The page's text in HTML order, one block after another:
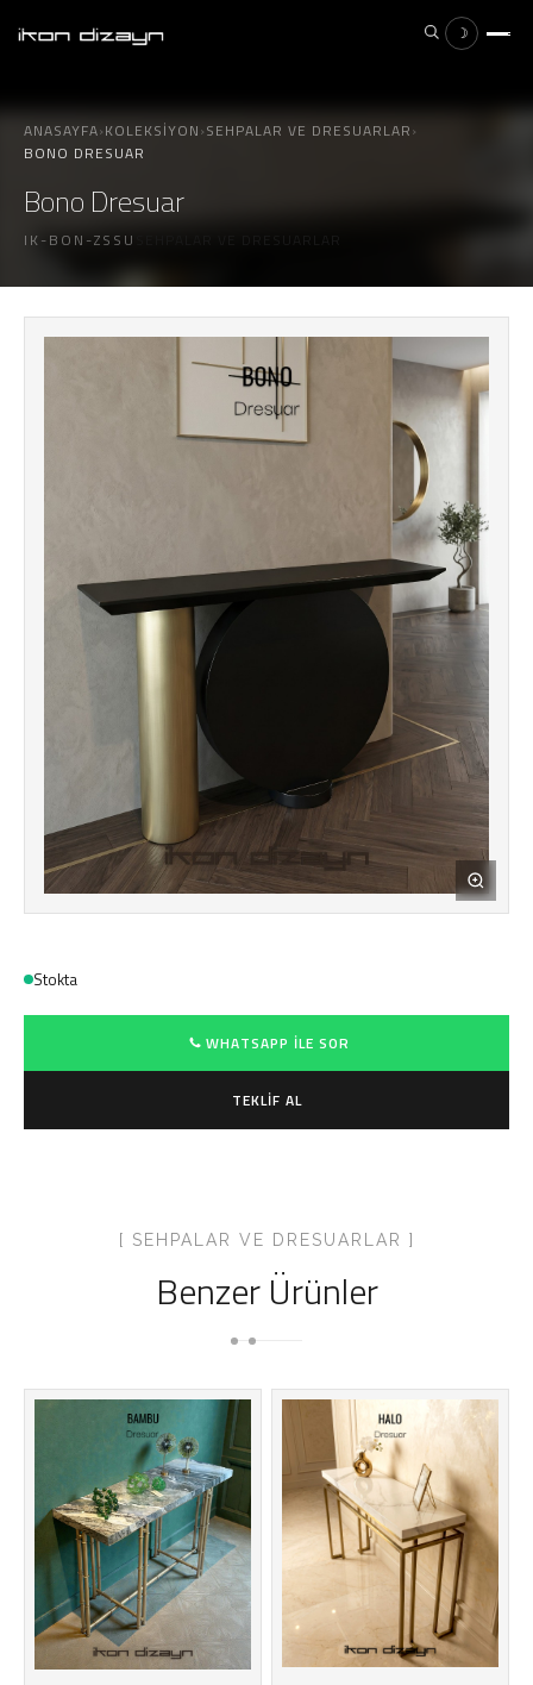
☽
×
ANASAYFA›KOLEKSIYON›SEHPALAR VE DRESUARLAR›
BONO DRESUAR
Bono Dresuar
IK-BON-ZSSU
Stokta
WHATSAPP ILE SOR
TEKLIF AL
[ SEHPALAR VE DRESUARLAR ]
Benzer Ürünler